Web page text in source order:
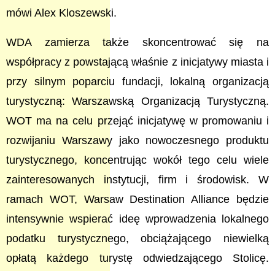
mówi Alex Kloszewski.
WDA zamierza także skoncentrować się na
współpracy z powstającą właśnie z inicjatywy miasta i
przy silnym poparciu fundacji, lokalną organizacją
turystyczną: Warszawską Organizacją Turystyczną.
WOT ma na celu przejąć inicjatywę w promowaniu i
rozwijaniu Warszawy jako nowoczesnego produktu
turystycznego, koncentrując wokół tego celu wiele
zainteresowanych instytucji, firm i środowisk. W
ramach WOT, Warsaw Destination Alliance będzie
intensywnie wspierać ideę wprowadzenia lokalnego
podatku turystycznego, obciążającego niewielką
opłatą każdego turystę odwiedzającego Stolicę.